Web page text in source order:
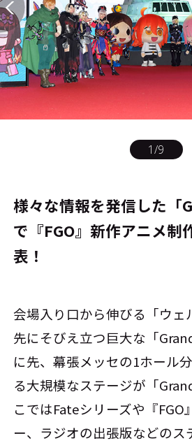
1/9
様々な情報を発信した「
で『FGO』新作アニメ制
表！
会場入り口から伸びる「ウェ
先にそびえ立つ巨大な「
に先、幕張メッセの1ホール
る大規模なステージが「
こではFateシリーズや『FGO
ー、ラジオの出張版などのス